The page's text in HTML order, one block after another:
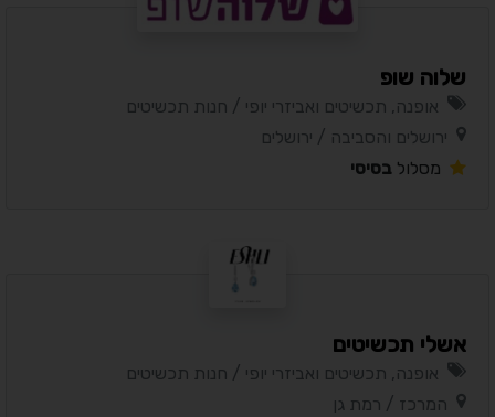
שלוה שופ
אופנה, תכשיטים ואביזרי יופי / חנות תכשיטים
ירושלים והסביבה / ירושלים
מסלול בסיסי
אשלי תכשיטים
אופנה, תכשיטים ואביזרי יופי / חנות תכשיטים
המרכז / רמת גן